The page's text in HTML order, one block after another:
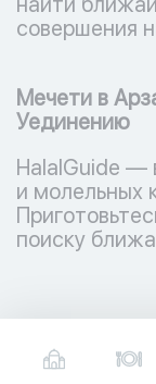
совершения
Мечети в
Уединению
HalalGuide —
и молельных
поиску